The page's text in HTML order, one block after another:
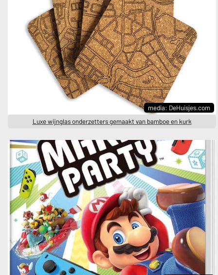
media: DeHuisjes.com
Luxe wijnglas onderzetters gemaakt van bamboe en kurk